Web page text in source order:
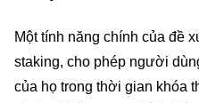
Một tính năng chính của đề
staking, cho phép người
của họ trong thời gian khóa